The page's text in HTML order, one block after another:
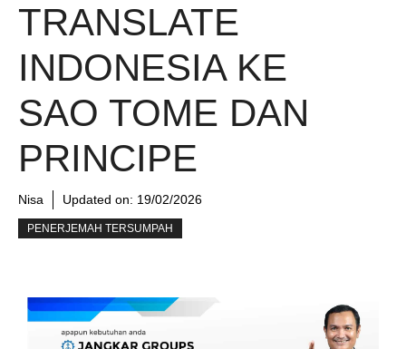
TRANSLATE
INDONESIA KE
SAO TOME DAN
PRINCIPE
Nisa Updated on: 19/02/2026
PENERJEMAH TERSUMPAH